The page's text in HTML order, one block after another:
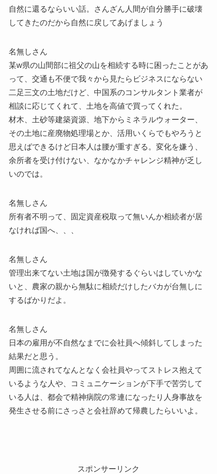
自然に還るならいい話。さんざん人間が自分勝手に破壊
してきたのだから自然に戻してあげましょう
名無しさん
某w県の山間部に祖父の山を相続する時に困ったことがあ
って、交通も不便で我々から見たらビジネスにならない
二足三文の土地だけど、中国系のコンサルタント業者が
相談に応じてくれて、土地を高値で買ってくれた。
材木、土砂等建築資源、地下からミネラルウォーター、
その土地に産廃物処理場とか、活用いくらでもやろうと
思えばできるけど日本人は腰が重すぎる。変化を嫌う、
余所者を受け付けない、なかなかチャレンジ精神が乏し
いのでは。
名無しさん
所有者不明って、固定資産税取って無いんか相続者が居
なければ国へ、、、
名無しさん
管理出来てない土地は国が徴発するぐらいはしていかな
いと、農家の親から無駄に相続だけしたバカが台無しに
するばかりだよ。
名無しさん
日本の雇用が不自然なまでに会社員へ傾斜してしまった
結果だと思う。
周囲に流されてなんとなく会社員やってストレス抱えて
いるような人や、コミュニケーションが下手で苦労して
いる人は、都会で精神病院の常連になったり人身事故を
発生させる前にさっさと会社辞めて帰農したらいいよ。
スポンサーリンク